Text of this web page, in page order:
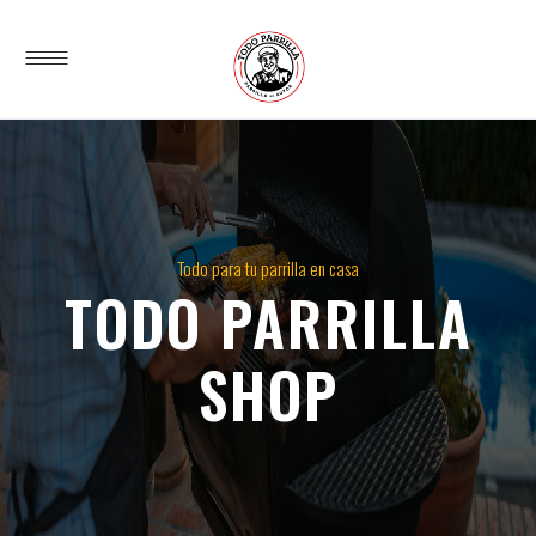
Todo para tu parrilla en casa
TODO PARRILLA
SHOP